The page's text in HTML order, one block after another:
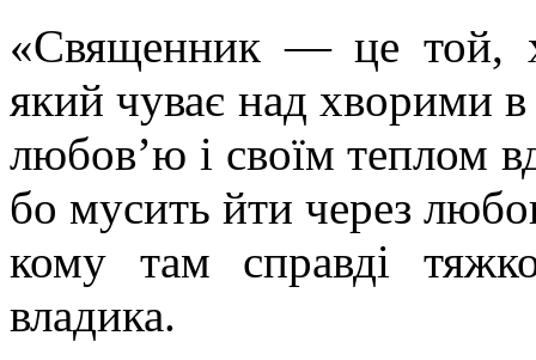
«Священник — це той,
який чуває над хворими в
любов’ю і своїм теплом
бо мусить йти через
кому там справді
владика.